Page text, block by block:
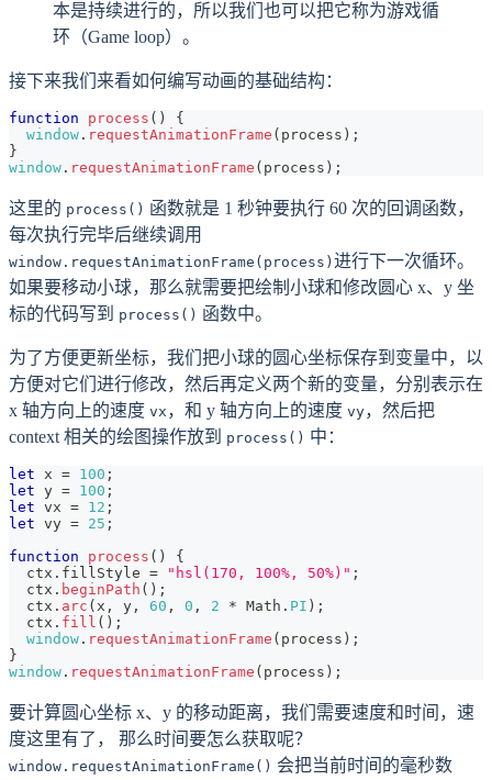
本是持续进行的，所以我们也可以把它称为游戏循
环（Game loop）。
接下来我们来看如何编写动画的基础结构：
function process ( )
{
window . requestAnimationFrame ( process ) ;
}
window . requestAnimationFrame ( process ) ;
这里的 process() 函数就是 1 秒钟要执行 60 次的回调函数，
每次执行完毕后继续调用
window.requestAnimationFrame(process) 进行下一次循环。
如果要移动小球，那么就需要把绘制小球和修改圆心 x、y 坐
标的代码写到 process() 函数中。
为了方便更新坐标，我们把小球的圆心坐标保存到变量中，以
方便对它们进行修改，然后再定义两个新的变量，分别表示在
x 轴方向上的速度 vx ，和 y 轴方向上的速度 vy，然后把
context 相关的绘图操作放到 process() 中：
let x = 100 ;
let y = 100 ;
let vx = 12 ;
let vy = 25 ;
function
process ( )
{
  ctx
. fillStyle = "hsl(170, 100%, 50%)" ;
  ctx
. beginPath ( ) ;
  ctx
. arc ( x , y , 60 , 0 , 2 * Math . PI ) ;
  ctx
. fill ( ) ;
window . requestAnimationFrame ( process ) ;
}
window . requestAnimationFrame ( process ) ;
要计算圆心坐标 x、y 的移动距离，我们需要速度和时间，速
度这里有了， 那么时间要怎么获取呢？
window.requestAnimationFrame() 会把当前时间的毫秒数